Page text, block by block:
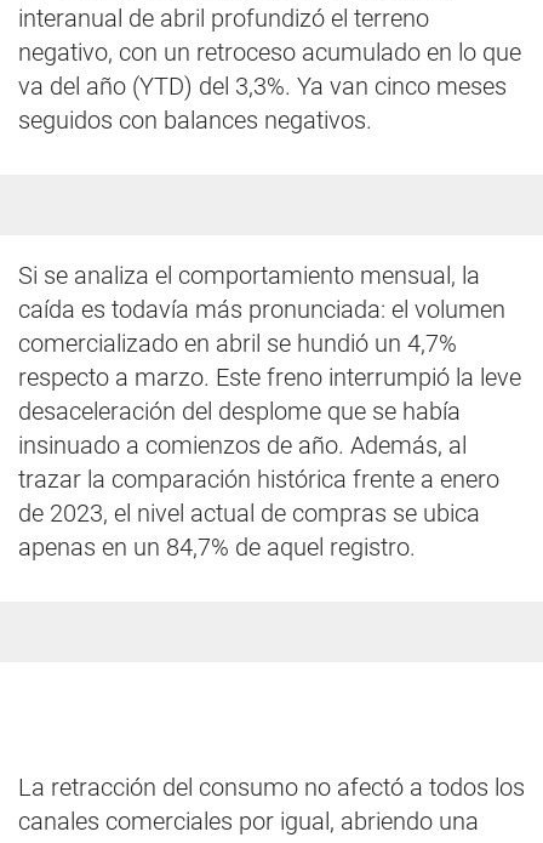
interanual de abril profundizó el terreno
negativo, con un retroceso acumulado en lo que
va del año (YTD) del 3,3%. Ya van cinco meses
seguidos con balances negativos.
Si se analiza el comportamiento mensual, la
caída es todavía más pronunciada: el volumen
comercializado en abril se hundió un 4,7%
respecto a marzo. Este freno interrumpió la leve
desaceleración del desplome que se había
insinuado a comienzos de año. Además, al
trazar la comparación histórica frente a enero
de 2023, el nivel actual de compras se ubica
apenas en un 84,7% de aquel registro.
La retracción del consumo no afectó a todos los
canales comerciales por igual, abriendo una